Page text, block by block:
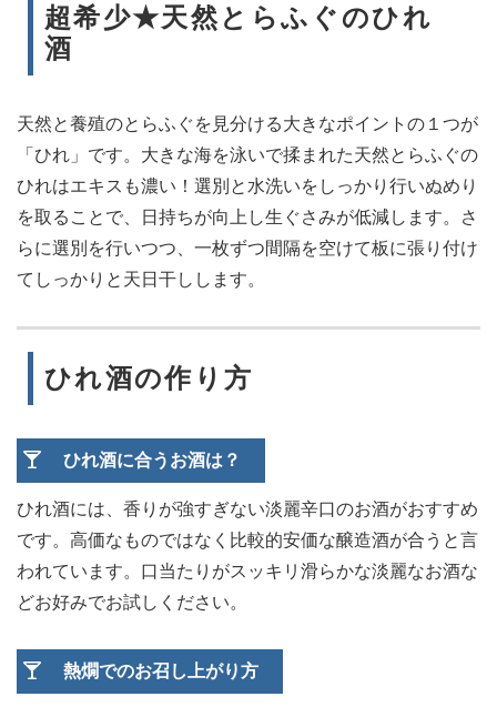
超希少★天然とらふぐのひれ
酒
天然と養殖のとらふぐを見分ける大きなポイントの１つが
「ひれ」です。大きな海を泳いで揉まれた天然とらふぐの
ひれはエキスも濃い！選別と水洗いをしっかり行いぬめり
を取ることで、日持ちが向上し生ぐさみが低減します。さ
らに選別を行いつつ、一枚ずつ間隔を空けて板に張り付け
てしっかりと天日干しします。
ひれ酒の作り方
ひれ酒に合うお酒は？
ひれ酒には、香りが強すぎない淡麗辛口のお酒がおすすめ
です。高価なものではなく比較的安価な醸造酒が合うと言
われています。口当たりがスッキリ滑らかな淡麗なお酒な
どお好みでお試しください。
熱燗でのお召し上がり方